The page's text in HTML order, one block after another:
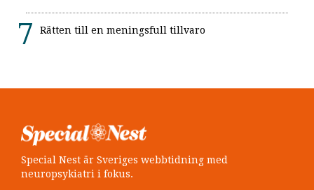
Rätten till en meningsfull tillvaro
Special Nest är Sveriges webbtidning med
neuropsykiatri i fokus.